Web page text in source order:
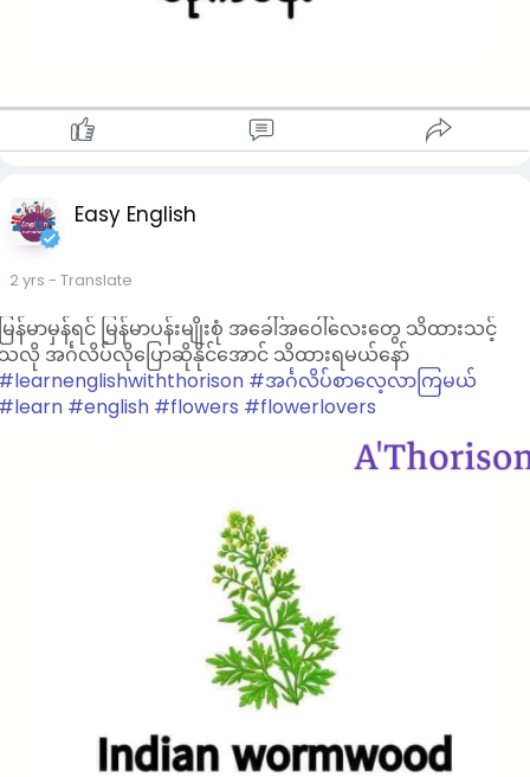
Easy English
2 yrs - Translate
ြန်မာမှန်ရင် မြန်မာပန်းမျိုးစုံ အခေါ်အဝေါ်လေးတွေ သိထားသင့်
လို အင်္ဂလိပ်လိုပြောဆိုနိုင်အောင် သိထားရမယ်နော်
#အင်္ဂလိပ်စာလေ့လာကြမယ်
#english #flowers #flowerlovers